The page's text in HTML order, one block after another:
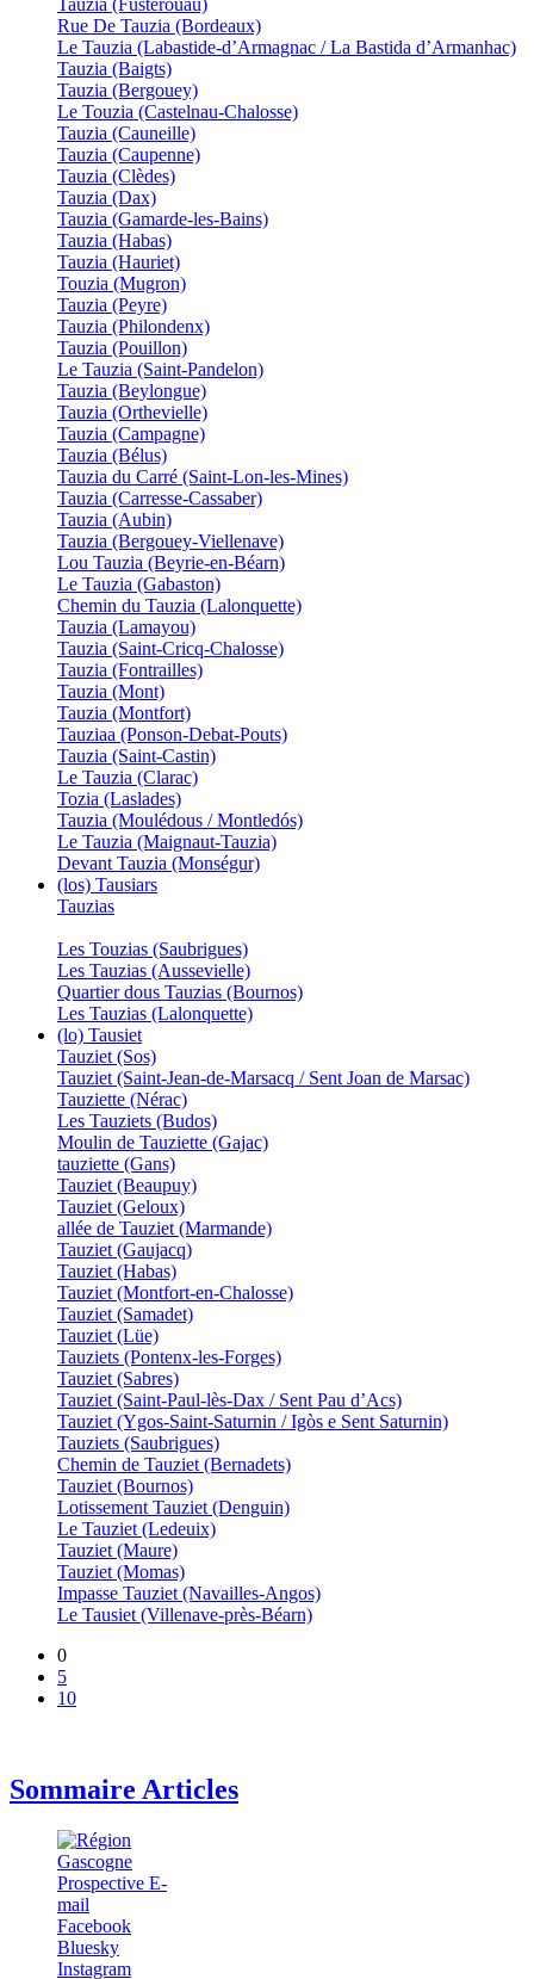
Tauzia (Fustérouau)
Rue De Tauzia (Bordeaux)
Le Tauzia (Labastide-d’Armagnac / La Bastida d’Armanhac)
Tauzia (Baigts)
Tauzia (Bergouey)
Le Touzia (Castelnau-Chalosse)
Tauzia (Cauneille)
Tauzia (Caupenne)
Tauzia (Clèdes)
Tauzia (Dax)
Tauzia (Gamarde-les-Bains)
Tauzia (Habas)
Tauzia (Hauriet)
Touzia (Mugron)
Tauzia (Peyre)
Tauzia (Philondenx)
Tauzia (Pouillon)
Le Tauzia (Saint-Pandelon)
Tauzia (Beylongue)
Tauzia (Orthevielle)
Tauzia (Campagne)
Tauzia (Bélus)
Tauzia du Carré (Saint-Lon-les-Mines)
Tauzia (Carresse-Cassaber)
Tauzia (Aubin)
Tauzia (Bergouey-Viellenave)
Lou Tauzia (Beyrie-en-Béarn)
Le Tauzia (Gabaston)
Chemin du Tauzia (Lalonquette)
Tauzia (Lamayou)
Tauzia (Saint-Cricq-Chalosse)
Tauzia (Fontrailles)
Tauzia (Mont)
Tauzia (Montfort)
Tauziaa (Ponson-Debat-Pouts)
Tauzia (Saint-Castin)
Le Tauzia (Clarac)
Tozia (Laslades)
Tauzia (Moulédous / Montledós)
Le Tauzia (Maignaut-Tauzia)
Devant Tauzia (Monségur)
(los) Tausiars
Tauzias
Les Touzias (Saubrigues)
Les Tauzias (Aussevielle)
Quartier dous Tauzias (Bournos)
Les Tauzias (Lalonquette)
(lo) Tausiet
Tauziet (Sos)
Tauziet (Saint-Jean-de-Marsacq / Sent Joan de Marsac)
Tauziette (Nérac)
Les Tauziets (Budos)
Moulin de Tauziette (Gajac)
tauziette (Gans)
Tauziet (Beaupuy)
Tauziet (Geloux)
allée de Tauziet (Marmande)
Tauziet (Gaujacq)
Tauziet (Habas)
Tauziet (Montfort-en-Chalosse)
Tauziet (Samadet)
Tauziet (Lüe)
Tauziets (Pontenx-les-Forges)
Tauziet (Sabres)
Tauziet (Saint-Paul-lès-Dax / Sent Pau d’Acs)
Tauziet (Ygos-Saint-Saturnin / Igòs e Sent Saturnin)
Tauziets (Saubrigues)
Chemin de Tauziet (Bernadets)
Tauziet (Bournos)
Lotissement Tauziet (Denguin)
Le Tauziet (Ledeuix)
Tauziet (Maure)
Tauziet (Momas)
Impasse Tauziet (Navailles-Angos)
Le Tausiet (Villenave-près-Béarn)
0
5
10
Sommaire Articles